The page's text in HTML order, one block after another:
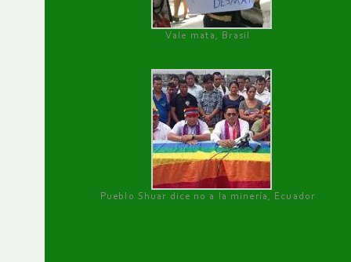
Vale mata, Brasil
Pueblo Shuar dice no a la minería, Ecuador